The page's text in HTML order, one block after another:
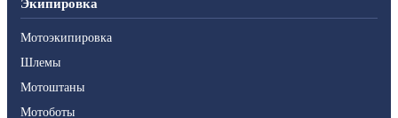
Экипировка
Мотоэкипировка
Шлемы
Мотоштаны
Мотоботы